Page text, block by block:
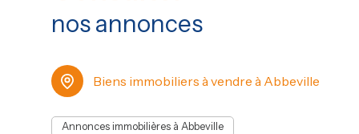
nos annonces
Biens immobiliers à vendre à Abbeville
Annonces immobilières à Abbeville
de notre agence immobilière pour travailler ensemble